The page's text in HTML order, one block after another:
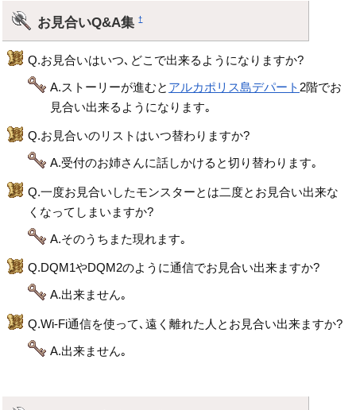
お見合いQ&A集†
Q.お見合いはいつ､どこで出来るようになりますか?
A.ストーリーが進むと アルカポリス島デパート 2階でお
見合い出来るようになります｡
Q.お見合いのリストはいつ替わりますか?
A.受付のお姉さんに話しかけると切り替わります｡
Q.一度お見合いしたモンスターとは二度とお見合い出来な
くなってしまいますか?
A.そのうちまた現れます｡
Q.DQM1やDQM2のように通信でお見合い出来ますか?
A.出来ません｡
Q.Wi-Fi通信を使って､遠く離れた人とお見合い出来ますか?
A.出来ません｡